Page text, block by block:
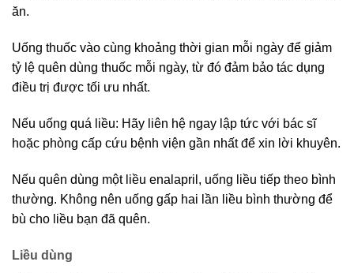
ăn.
Uống thuốc vào cùng khoảng thời gian mỗi ngày để giảm
tỷ lệ quên dùng thuốc mỗi ngày, từ đó đảm bảo tác dụng
điều trị được tối ưu nhất.
Nếu uống quá liều: Hãy liên hệ ngay lập tức với bác sĩ
hoặc phòng cấp cứu bệnh viện gần nhất để xin lời khuyên.
Nếu quên dùng một liều enalapril, uống liều tiếp theo bình
thường. Không nên uống gấp hai lần liều bình thường để
bù cho liều bạn đã quên.
Liều dùng